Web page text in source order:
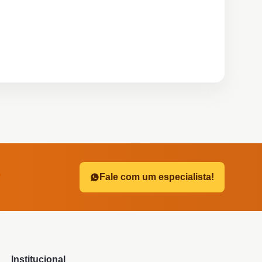
Fale com um especialista!
Institucional